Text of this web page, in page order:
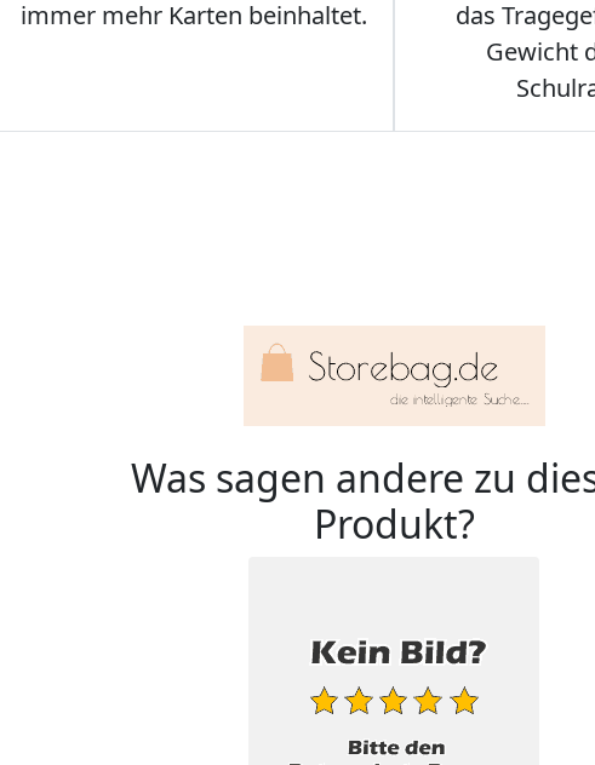
immer mehr Karten beinhaltet.
das
Gewicht
Was sagen andere zu
Produkt?